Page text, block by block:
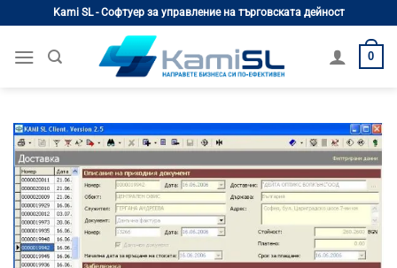
content
Kami SL - Софтуер за управление на търговската дейност
0